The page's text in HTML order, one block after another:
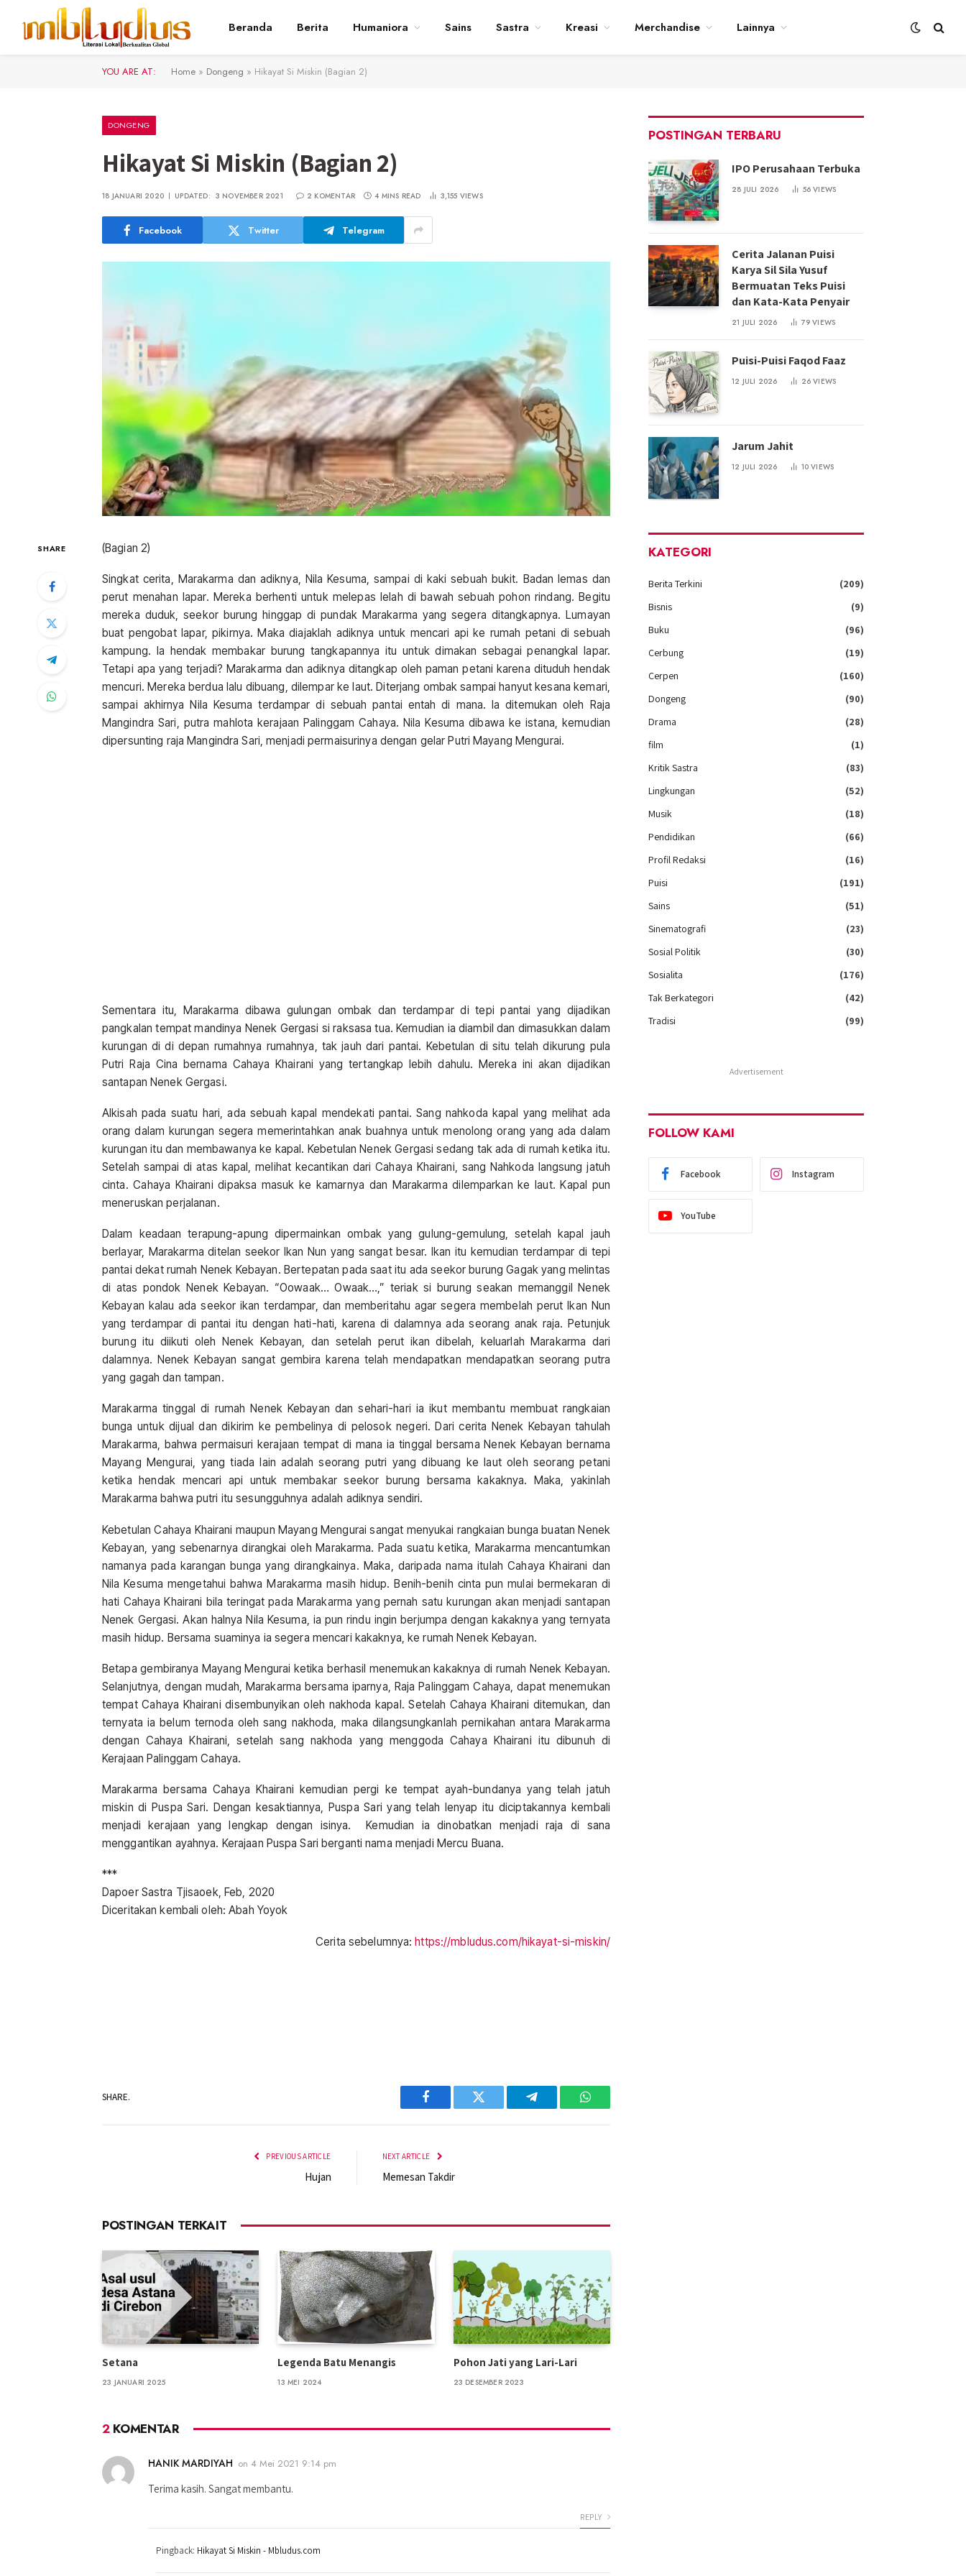
Beranda Berita Humaniora Sains Sastra Kreasi Merchandise Lainnya
YOU ARE AT: Home » Dongeng » Hikayat Si Miskin (Bagian 2)
DONGENG
Hikayat Si Miskin (Bagian 2)
18 JANUARI 2020 UPDATED: 3 NOVEMBER 2021 2 KOMENTAR 4 MINS READ 3,155 VIEWS
Facebook Twitter Telegram
SHARE (Bagian 2)
Singkat cerita, Marakarma dan adiknya, Nila Kesuma, sampai di kaki sebuah bukit. Badan lemas dan
perut menahan lapar. Mereka berhenti untuk melepas lelah di bawah sebuah pohon rindang. Begitu
mereka duduk, seekor burung hinggap di pundak Marakarma yang segera ditangkapnya. Lumayan
buat pengobat lapar, pikirnya. Maka diajaklah adiknya untuk mencari api ke rumah petani di sebuah
kampung. Ia hendak membakar burung tangkapannya itu untuk dimakan sebagai penangkal lapar.
Tetapi apa yang terjadi? Marakarma dan adiknya ditangkap oleh paman petani karena dituduh hendak
mencuri. Mereka berdua lalu dibuang, dilempar ke laut. Diterjang ombak sampai hanyut kesana kemari,
sampai akhirnya Nila Kesuma terdampar di sebuah pantai entah di mana. Ia ditemukan oleh Raja
Mangindra Sari, putra mahlota kerajaan Palinggam Cahaya. Nila Kesuma dibawa ke istana, kemudian
dipersunting raja Mangindra Sari, menjadi permaisurinya dengan gelar Putri Mayang Mengurai.
Sementara itu, Marakarma dibawa gulungan ombak dan terdampar di tepi pantai yang dijadikan
pangkalan tempat mandinya Nenek Gergasi si raksasa tua. Kemudian ia diambil dan dimasukkan dalam
kurungan di di depan rumahnya rumahnya, tak jauh dari pantai. Kebetulan di situ telah dikurung pula
Putri Raja Cina bernama Cahaya Khairani yang tertangkap lebih dahulu. Mereka ini akan dijadikan
santapan Nenek Gergasi.
Alkisah pada suatu hari, ada sebuah kapal mendekati pantai. Sang nahkoda kapal yang melihat ada
orang dalam kurungan segera memerintahkan anak buahnya untuk menolong orang yang ada dalam
kurungan itu dan membawanya ke kapal. Kebetulan Nenek Gergasi sedang tak ada di rumah ketika itu.
Setelah sampai di atas kapal, melihat kecantikan dari Cahaya Khairani, sang Nahkoda langsung jatuh
cinta. Cahaya Khairani dipaksa masuk ke kamarnya dan Marakarma dilemparkan ke laut. Kapal pun
meneruskan perjalanan.
Dalam keadaan terapung-apung dipermainkan ombak yang gulung-gemulung, setelah kapal jauh
berlayar, Marakarma ditelan seekor Ikan Nun yang sangat besar. Ikan itu kemudian terdampar di tepi
pantai dekat rumah Nenek Kebayan. Bertepatan pada saat itu ada seekor burung Gagak yang melintas
di atas pondok Nenek Kebayan. “Oowaak… Owaak…,” teriak si burung seakan memanggil Nenek
Kebayan kalau ada seekor ikan terdampar, dan memberitahu agar segera membelah perut Ikan Nun
yang terdampar di pantai itu dengan hati-hati, karena di dalamnya ada seorang anak raja. Petunjuk
burung itu diikuti oleh Nenek Kebayan, dan setelah perut ikan dibelah, keluarlah Marakarma dari
dalamnya. Nenek Kebayan sangat gembira karena telah mendapatkan mendapatkan seorang putra
yang gagah dan tampan.
Marakarma tinggal di rumah Nenek Kebayan dan sehari-hari ia ikut membantu membuat rangkaian
bunga untuk dijual dan dikirim ke pembelinya di pelosok negeri. Dari cerita Nenek Kebayan tahulah
Marakarma, bahwa permaisuri kerajaan tempat di mana ia tinggal bersama Nenek Kebayan bernama
Mayang Mengurai, yang tiada lain adalah seorang putri yang dibuang ke laut oleh seorang petani
ketika hendak mencari api untuk membakar seekor burung bersama kakaknya. Maka, yakinlah
Marakarma bahwa putri itu sesungguhnya adalah adiknya sendiri.
Kebetulan Cahaya Khairani maupun Mayang Mengurai sangat menyukai rangkaian bunga buatan Nenek
Kebayan, yang sebenarnya dirangkai oleh Marakarma. Pada suatu ketika, Marakarma mencantumkan
namanya pada karangan bunga yang dirangkainya. Maka, daripada nama itulah Cahaya Khairani dan
Nila Kesuma mengetahui bahwa Marakarma masih hidup. Benih-benih cinta pun mulai bermekaran di
hati Cahaya Khairani bila teringat pada Marakarma yang pernah satu kurungan akan menjadi santapan
Nenek Gergasi. Akan halnya Nila Kesuma, ia pun rindu ingin berjumpa dengan kakaknya yang ternyata
masih hidup. Bersama suaminya ia segera mencari kakaknya, ke rumah Nenek Kebayan.
Betapa gembiranya Mayang Mengurai ketika berhasil menemukan kakaknya di rumah Nenek Kebayan.
Selanjutnya, dengan mudah, Marakarma bersama iparnya, Raja Palinggam Cahaya, dapat menemukan
tempat Cahaya Khairani disembunyikan oleh nakhoda kapal. Setelah Cahaya Khairani ditemukan, dan
ternyata ia belum ternoda oleh sang nakhoda, maka dilangsungkanlah pernikahan antara Marakarma
dengan Cahaya Khairani, setelah sang nakhoda yang menggoda Cahaya Khairani itu dibunuh di
Kerajaan Palinggam Cahaya.
Marakarma bersama Cahaya Khairani kemudian pergi ke tempat ayah-bundanya yang telah jatuh
miskin di Puspa Sari. Dengan kesaktiannya, Puspa Sari yang telah lenyap itu diciptakannya kembali
menjadi kerajaan yang lengkap dengan isinya. Kemudian ia dinobatkan menjadi raja di sana
menggantikan ayahnya. Kerajaan Puspa Sari berganti nama menjadi Mercu Buana.
***
Dapoer Sastra Tjisaoek, Feb, 2020
Diceritakan kembali oleh: Abah Yoyok
Cerita sebelumnya:https://mbludus.com/hikayat-si-miskin/
SHARE.
Facebook Twitter Telegram WhatsApp
PREVIOUS ARTICLE
Hujan
NEXT ARTICLE
Memesan Takdir
POSTINGAN TERKAIT
Setana
23 JANUARI 2025
Legenda Batu Menangis
13 MEI 2024
Pohon Jati yang Lari-Lari
23 DESEMBER 2023
2KOMENTAR
HANIK MARDIYAH on 4 Mei 2021 9:14 pm
Terima kasih. Sangat membantu.
REPLY
Pingback: Hikayat Si Miskin - Mbludus.com
POSTINGAN TERBARU
IPO Perusahaan Terbuka
28 JULI 2026 56VIEWS
Cerita Jalanan Puisi
Karya Sil Sila Yusuf
Bermuatan Teks Puisi
dan Kata-Kata Penyair
21 JULI 2026 79VIEWS
Puisi-Puisi Faqod Faaz
12 JULI 2026 26VIEWS
Jarum Jahit
12 JULI 2026 10VIEWS
KATEGORI
Berita Terkini
(209)
Bisnis
(9)
Buku
(96)
Cerbung
(19)
Cerpen
(160)
Dongeng
(90)
Drama
(28)
film
(1)
Kritik Sastra
(83)
Lingkungan
(52)
Musik
(18)
Pendidikan
(66)
Profil Redaksi
(16)
Puisi
(191)
Sains
(51)
Sinematografi
(23)
Sosial Politik
(30)
Sosialita
(176)
Tak Berkategori
(42)
Tradisi
(99)
Advertisement
FOLLOW KAMI
Facebook Instagram
YouTube